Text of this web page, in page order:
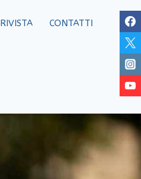
RIVISTA CONTATTI